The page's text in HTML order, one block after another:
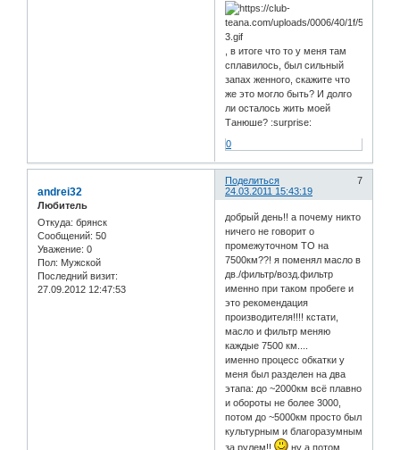
, в итоге что то у меня там
сплавилось, был сильный
запах женного, скажите что
же это могло быть? И долго
ли осталось жить моей
Танюше? :surprise:
0
Поделиться
7
24.03.2011 15:43:19
andrei32
Любитель
Откуда: брянск
Сообщений: 50
Уважение: 0
Пол: Мужской
Последний визит:
27.09.2012 12:47:53
добрый день!! а почему никто
ничего не говорит о
промежуточном ТО на
7500км??! я поменял масло в
дв./фильтр/возд.фильтр
именно при таком пробеге и
это рекомендация
производителя!!!! кстати,
масло и фильтр меняю
каждые 7500 км....
именно процесс обкатки у
меня был разделен на два
этапа: до ~2000км всё плавно
и обороты не более 3000,
потом до ~5000км просто был
культурным и благоразумным
за рулем!!
ну а потом